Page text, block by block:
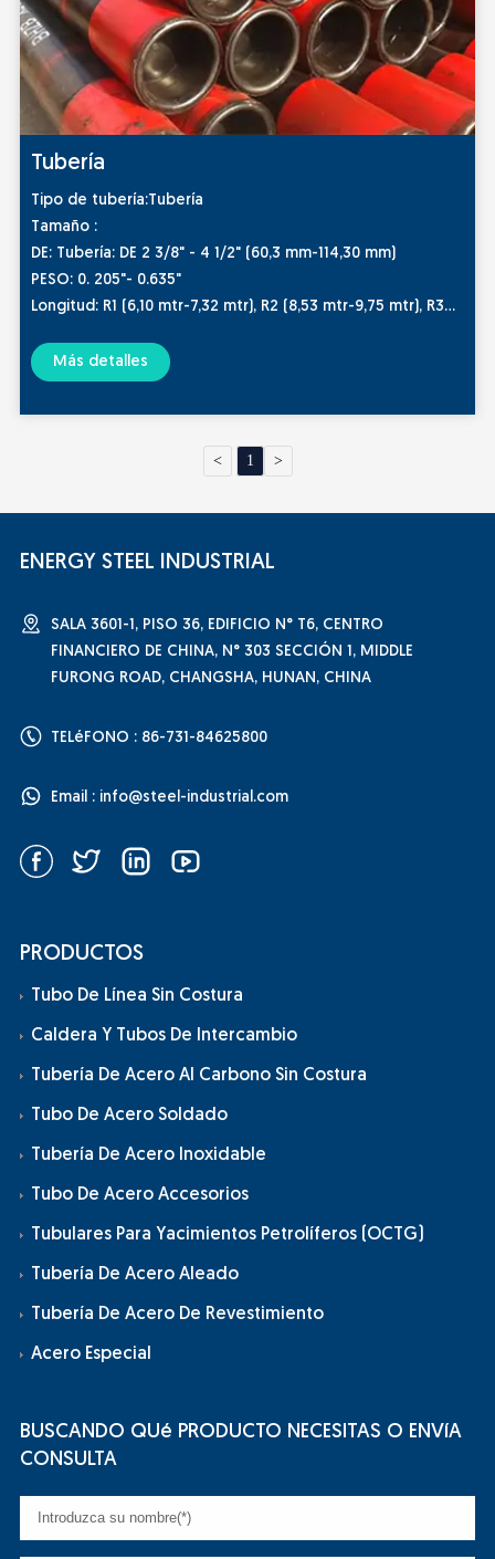
Tubería
Tipo de tubería:Tubería
Tamaño :
DE: Tubería: DE 2 3/8" - 4 1/2" (60,3 mm-114,30 mm)
PESO: 0. 205"- 0.635"
Longitud: R1 (6,10 mtr-7,32 mtr), R2 (8,53 mtr-9,75 mtr), R3
Conexión: NUE, EUE.
Estándar y grado:API 5CT, SY/T 6194, BS EN ISO 11960, NF
M87-207, JIS G3439, IS:4270, H-40, J55, K-55, N-80, N80Q,
Superficie: pintura negra, pintura a base de agua a prueba
Uso: Tubo para transportar gas, agua y aceite en
Más detalles
< 1 >
ENERGY STEEL INDUSTRIAL
SALA 3601-1, PISO 36, EDIFICIO N° T6, CENTRO
FINANCIERO DE CHINA, N° 303 SECCIÓN 1, MIDDLE
FURONG ROAD, CHANGSHA, HUNAN, CHINA
TELéFONO : 86-731-84625800
Email : info@steel-industrial.com
PRODUCTOS
Tubo De Línea Sin Costura
Caldera Y Tubos De Intercambio
Tubería De Acero Al Carbono Sin Costura
Tubo De Acero Soldado
Tubería De Acero Inoxidable
Tubo De Acero Accesorios
Tubulares Para Yacimientos Petrolíferos (OCTG)
Tubería De Acero Aleado
Tubería De Acero De Revestimiento
Acero Especial
BUSCANDO QUé PRODUCTO NECESITAS O ENVíA
CONSULTA